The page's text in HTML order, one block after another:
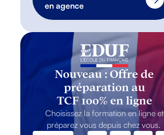
en agence
Nouveau : Offre de
préparation au
TCF 100% en ligne
Choisissez la formation en ligne et
préparez vous depuis chez vous.